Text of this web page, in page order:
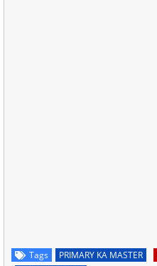
Tags PRIMARY KA MASTER